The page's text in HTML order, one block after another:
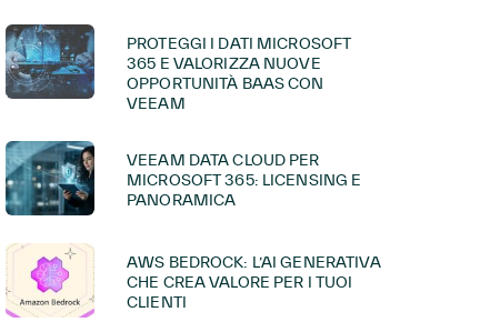
PROTEGGI I DATI MICROSOFT
365 E VALORIZZA NUOVE
OPPORTUNITÀ BAAS CON
VEEAM
VEEAM DATA CLOUD PER
MICROSOFT 365: LICENSING E
PANORAMICA
AWS BEDROCK: L’AI GENERATIVA
CHE CREA VALORE PER I TUOI
CLIENTI